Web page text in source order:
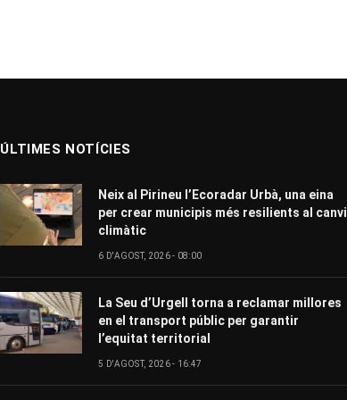
ÚLTIMES NOTÍCIES
Neix al Pirineu l’Ecoradar Urbà, una eina
per crear municipis més resilients al canvi
climàtic
6 D'AGOST, 2026 - 08:00
La Seu d’Urgell torna a reclamar millores
en el transport públic per garantir
l’equitat territorial
5 D'AGOST, 2026 - 16:47